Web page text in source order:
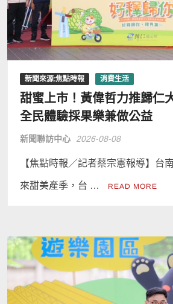
新聞來源:焦點時報 消費生活
甜蜜上市！黃偉哲力推歸仁
全民體驗採果樂兼做公益
新聞聯訪中心 2026-08-08
【焦點時報／記者蔡宗憲報導】台
來甜美產季，台 … READ MORE